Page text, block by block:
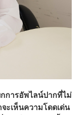
กการอัพไลน์ปากที่ไม่
ะเห็นความโดดเด่น